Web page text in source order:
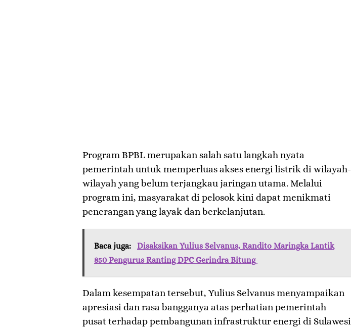
Program BPBL merupakan salah satu langkah nyata
pemerintah untuk memperluas akses energi listrik di wilayah-
wilayah yang belum terjangkau jaringan utama. Melalui
program ini, masyarakat di pelosok kini dapat menikmati
penerangan yang layak dan berkelanjutan.
Baca juga:
Disaksikan Yulius Selvanus, Randito Maringka Lantik
850 Pengurus Ranting DPC Gerindra Bitung
Dalam kesempatan tersebut, Yulius Selvanus menyampaikan
apresiasi dan rasa bangganya atas perhatian pemerintah
pusat terhadap pembangunan infrastruktur energi di Sulawesi